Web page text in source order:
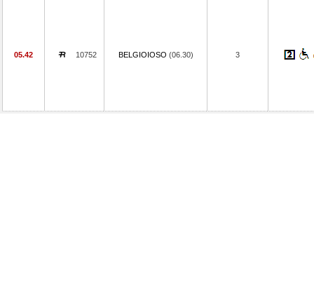
05.42 10752 BELGIOIOSO (06.30) 3